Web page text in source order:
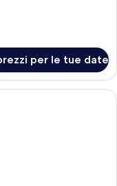
per le tue date
in piuma, minibar, una